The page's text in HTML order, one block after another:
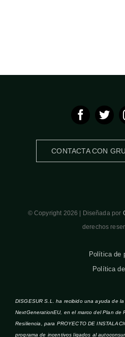
CONTACTA CON
© Copyright 2026 | Diseñada por
derechos
Política de
Política
DISGESUR S.L. ha recibido una ayuda de
NextGenerationEU, en el marco del Plan de
Resiliencia, para PROYECTO DE
programa de incentivos ligados al